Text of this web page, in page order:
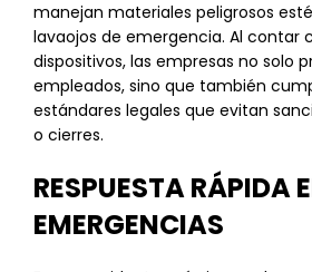
manejan materiales peligrosos
lavaojos de emergencia. Al contar
dispositivos, las empresas no solo
empleados, sino que también
estándares legales que evitan
o cierres.
RESPUESTA RÁPIDA
EMERGENCIAS